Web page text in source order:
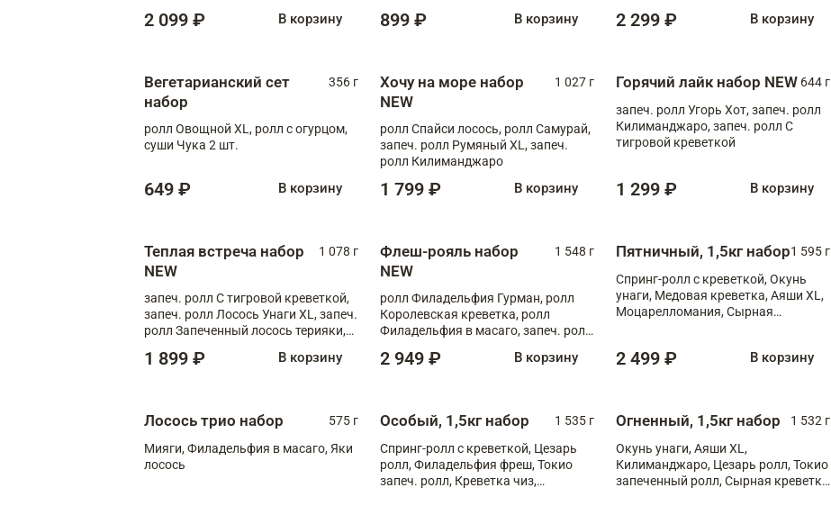
2 099 ₽ В корзину 899 ₽ В корзину
Медовая креветка
2 299 ₽ В корзину
Вегетарианский сет
набор
356 г
ролл Овощной XL, ролл с огурцом,
суши Чука 2 шт.
649 ₽ В корзину
Хочу на море набор
NEW
1 027 г
ролл Спайси лосось, ролл Самурай,
запеч. ролл Румяный XL, запеч.
ролл Килиманджаро
1 799 ₽ В корзину
Горячий лайк набор NEW 644 г
запеч. ролл Угорь Хот, запеч. ролл
Килиманджаро, запеч. ролл С
тигровой креветкой
1 299 ₽ В корзину
Теплая встреча набор
NEW
1 078 г
запеч. ролл С тигровой креветкой,
запеч. ролл Лосось Унаги XL, запеч.
ролл Запеченный лосось терияки,
1 899 ₽ В корзину
Флеш-рояль набор
NEW
1 548 г
ролл Филадельфия Гурман, ролл
Королевская креветка, ролл
Филадельфия в масаго, запеч. ролл
Тигровая креветка с моцареллой,
2 949 ₽ В корзину
Пятничный, 1,5кг набор1 595 г
Спринг-ролл с креветкой, Окунь
унаги, Медовая креветка, Аяши XL,
Моцарелломания, Сырная
2 499 ₽ В корзину
Лосось трио набор
575 г
Мияги, Филадельфия в масаго, Яки
лосось
Особый, 1,5кг набор
1 535 г
Спринг-ролл с креветкой, Цезарь
ролл, Филадельфия фреш, Токио
запеч. ролл, Креветка чиз,
Огненный, 1,5кг набор
1 532 г
Окунь унаги, Аяши XL,
Килиманджаро, Цезарь ролл, Токио
запеченный ролл, Сырная креветка